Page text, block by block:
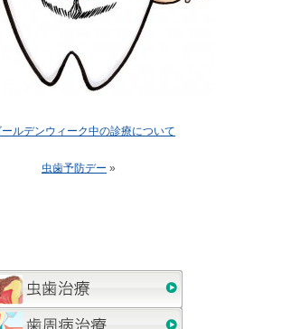
ールデンウィーク中の診療について
虫歯予防デー »